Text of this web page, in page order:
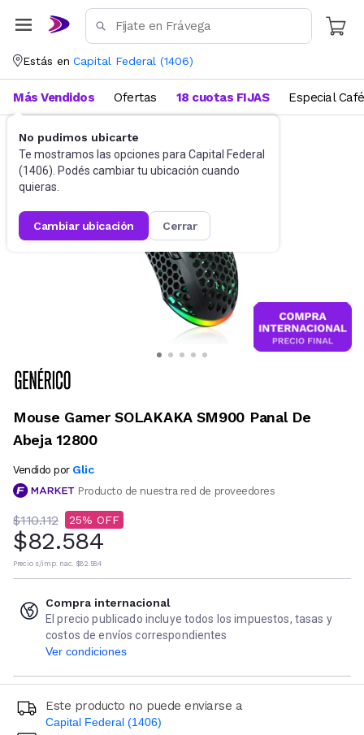
Estás en Capital Federal (1406)
No pudimos ubicarte
Te mostramos las opciones para Capital Federal
(1406). Podés cambiar tu ubicación cuando
quieras.
cambiar ubicación cerrar
Más Vendidos Ofertas 18 cuotas FIJAS Especial Café
Gaming PC Mouses
Mouse Gamer SOLAKAKA SM900 Panal De
Abeja 12800
Vendido por Glic
Producto de nuestra red de proveedores
$110.112 25
$82.584
Precio s/imp. nac. $82.584
Compra internacional
El precio publicado incluye todos los impuestos, tasas y
costos de envíos correspondientes
Ver condiciones
Este producto no puede enviarse a
Capital Federal (1406)